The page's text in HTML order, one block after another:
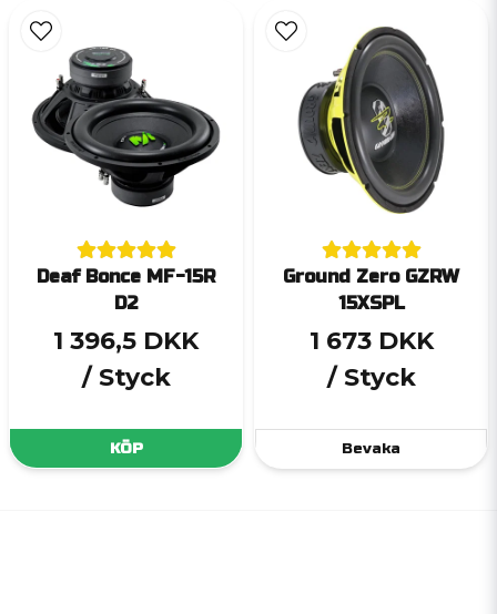
Deaf Bonce MF-15R
D2
1 396,5 DKK
/ Styck
KÖP
Ground Zero GZRW
15XSPL
1 673 DKK
/ Styck
Bevaka